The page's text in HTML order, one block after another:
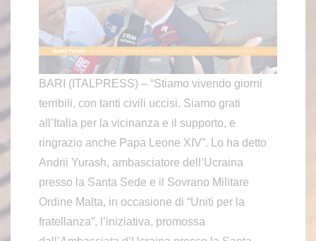
BARI (ITALPRESS) – “Stiamo vivendo giorni
terribili, con tanti civili uccisi. Siamo grati
all’Italia per la vicinanza e il supporto, e
ringrazio anche Papa Leone XIV”. Lo ha detto
Andrii Yurash, ambasciatore dell’Ucraina
presso la Santa Sede e il Sovrano Militare
Ordine Malta, in occasione di “Uniti per la
fratellanza”, l’iniziativa, promossa